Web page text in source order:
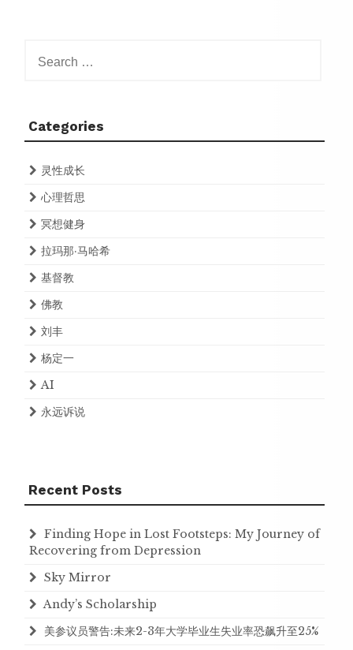
for:
Categories
灵性成长
心理哲思
冥想健身
拉玛那·马哈希
基督教
佛教
刘丰
杨定一
AI
永远诉说
Recent Posts
Finding Hope in Lost Footsteps: My Journey of
Recovering from Depression
Sky Mirror
Andy’s Scholarship
美参议员警告:未来2-3年大学毕业生失业率恐飙升至25%